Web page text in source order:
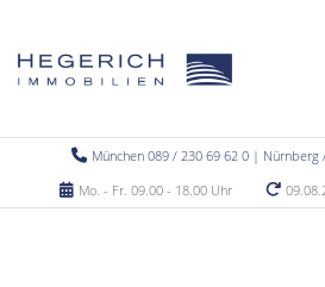
München 089 / 230 69 62 0 | Nürnberg
Mo. - Fr. 09.00 - 18.00 Uhr